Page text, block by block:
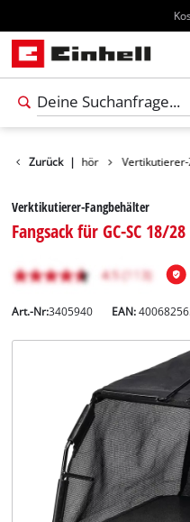
Deutsch
English
Zurück |
Zubehör
Verktikutierer-Fangbehälter
Fangsack für GC-SC 18/
Art.-Nr:3405940 EAN: